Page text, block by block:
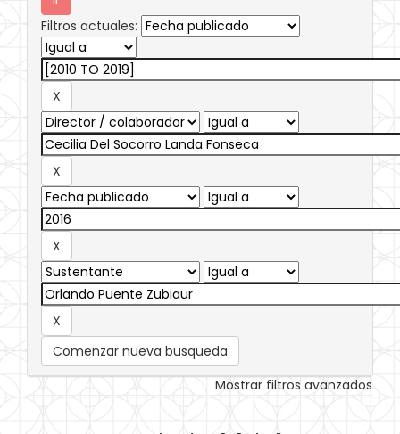
Filtros actuales:
Comenzar nueva busqueda
Mostrar filtros avanzados